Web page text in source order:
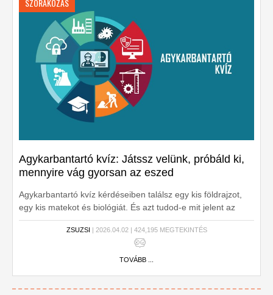
SZÓRAKOZÁS
Agykarbantartó kvíz: Játssz velünk, próbáld ki,
mennyire vág gyorsan az eszed
Agykarbantartó kvíz kérdéseiben találsz egy kis földrajzot,
egy kis matekot és biológiát. És azt tudod-e mit jelent az
Aeroflot vagy a WHO?
ZSUZSI | 2026.04.02 | 424,195 MEGTEKINTÉS
TOVÁBB ...